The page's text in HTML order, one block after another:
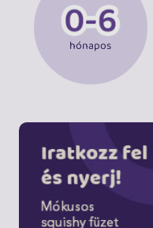
hónapos